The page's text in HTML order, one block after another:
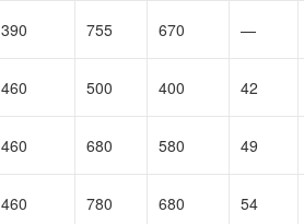
390 755 670 —
460 500 400 42
460 680 580 49
460 780 680 54